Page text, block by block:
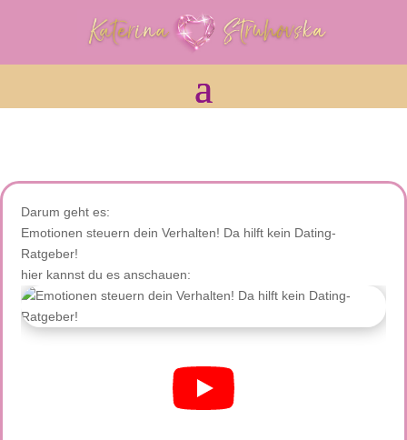
Darum geht es:
Emotionen steuern dein Verhalten! Da hilft kein Dating-
Ratgeber!
hier kannst du es anschauen: